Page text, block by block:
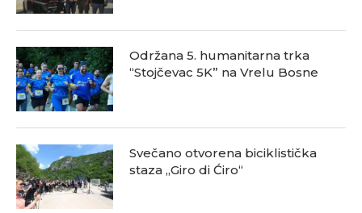
Održana 5. humanitarna trka
“Stojčevac 5K” na Vrelu Bosne
Svečano otvorena biciklistička
staza „Giro di Ćiro“